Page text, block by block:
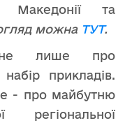
Македонії та
можна ТУТ.
не лише про
прикладів.
- про майбутню
регіональної